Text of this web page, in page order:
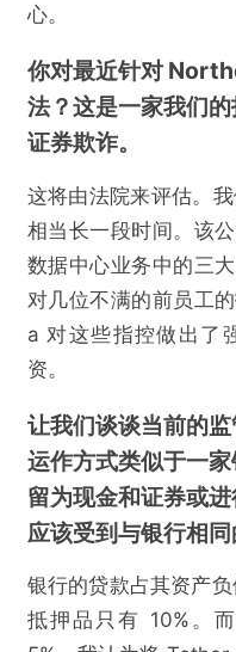
心。
你对最近针对
法？这是一家我们
证券欺诈。
这将由法院来评估。
相当长一段时间。该
数据中心业务中的三
对几位不满的前员工
a 对这些指控做出了
资。
让我们谈谈当前的
运作方式类似于一
留为现金和证券或
应该受到与银行相同
银行的贷款占其资产
抵押品只有 10%。